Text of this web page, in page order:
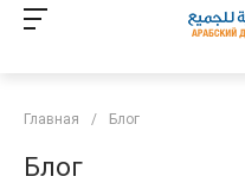
Главная / Блог
Блог